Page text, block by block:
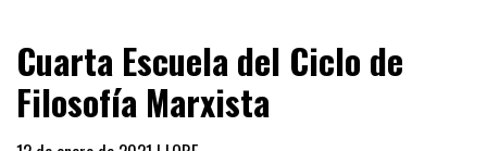
Cuarta Escuela del Ciclo de
Filosofía Marxista